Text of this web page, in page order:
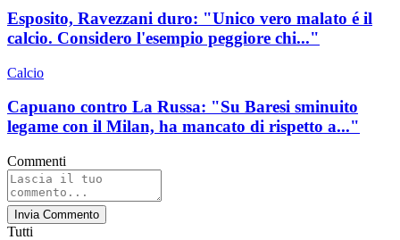
Esposito, Ravezzani duro: "Unico vero malato é il
calcio. Considero l'esempio peggiore chi..."
Calcio
Capuano contro La Russa: "Su Baresi sminuito
legame con il Milan, ha mancato di rispetto a..."
Commenti
Invia Commento
Tutti